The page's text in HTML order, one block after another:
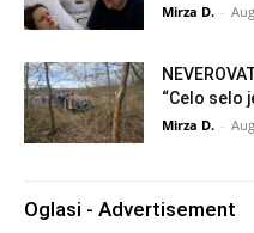
Mirza D. -
“Celo selo
Mirza D. -
Oglasi - Advertisement